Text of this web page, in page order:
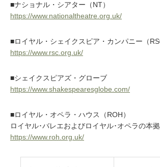
■ナショナル・シアター（NT）
https://www.nationaltheatre.org.uk/
■ロイヤル・シェイクスピア・カンパニー（
https://www.rsc.org.uk/
■シェイクスピアズ・グローブ
https://www.shakespearesglobe.com/
■ロイヤル・オペラ・ハウス（ROH）
ロイヤル･バレエおよびロイヤル･オペラの本
https://www.roh.org.uk/